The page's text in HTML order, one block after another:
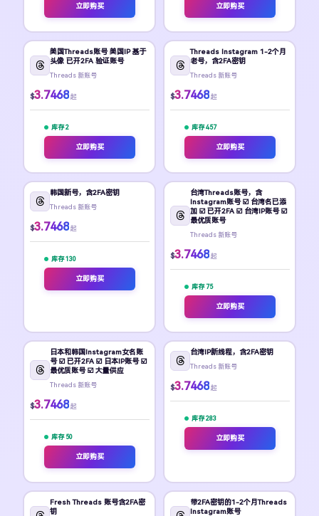
立即购买 立即购买
美国Threads账号 美国IP 基于
头像 已开2FA 验证账号
Threads 新账号
$3.7468 起
库存 2
立即购买
Threads Instagram 1-2个月
老号，含2FA密钥
Threads 新账号
$3.7468 起
库存 457
立即购买
韩国新号，含2FA密钥
Threads 新账号
$3.7468 起
库存 130
立即购买
台湾Threads账号，含
Instagram账号 ☑️ 台湾名已添
加 ☑️ 已开2FA ☑️ 台湾IP账号 ☑️
最优质账号
Threads 新账号
$3.7468 起
库存 75
立即购买
日本和韩国Instagram女名账
号 ☑️ 已开2FA ☑️ 日本IP账号 ☑️
最优质账号 ☑️ 大量供应
Threads 新账号
$3.7468 起
库存 50
立即购买
台湾IP新线程，含2FA密钥
Threads 新账号
$3.7468 起
库存 283
立即购买
Fresh Threads 账号含2FA密
钥
带2FA密钥的1-2个月Threads
Instagram账号